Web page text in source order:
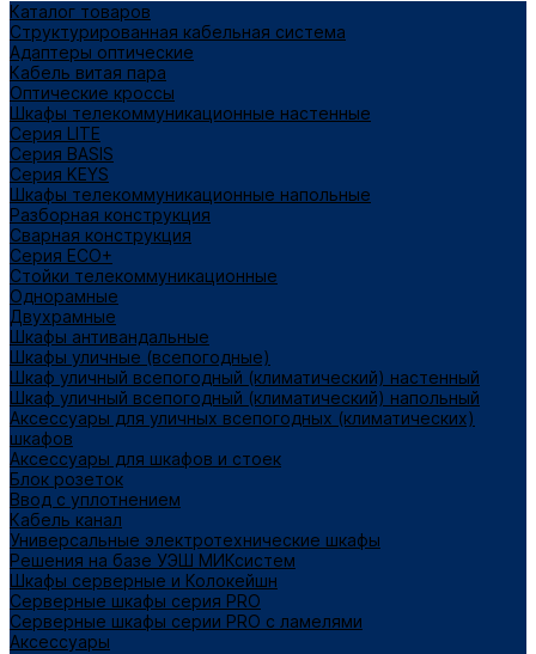
Каталог товаров
Структурированная кабельная система
Адаптеры оптические
Кабель витая пара
Оптические кроссы
Шкафы телекоммуникационные настенные
Cерия LITE
Cерия BASIS
Cерия KEYS
Шкафы телекоммуникационные напольные
Разборная конструкция
Сварная конструкция
Серия ECO+
Стойки телекоммуникационные
Однорамные
Двухрамные
Шкафы антивандальные
Шкафы уличные (всепогодные)
Шкаф уличный всепогодный (климатический) настенный
Шкаф уличный всепогодный (климатический) напольный
Аксессуары для уличных всепогодных (климатических)
шкафов
Аксессуары для шкафов и стоек
Блок розеток
Ввод с уплотнением
Кабель канал
Универсальные электротехнические шкафы
Решения на базе УЭШ МИКсистем
Шкафы серверные и Колокейшн
Серверные шкафы серия PRO
Серверные шкафы серии PRO с ламелями
Аксессуары